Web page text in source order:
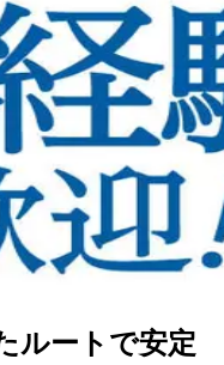
ルートで安定